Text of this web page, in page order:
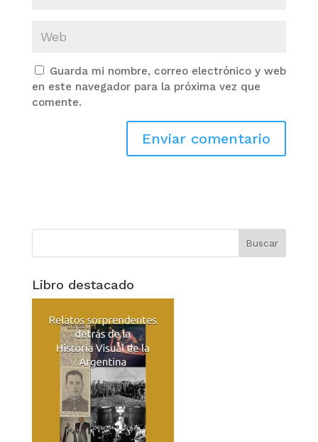
Guarda mi nombre, correo electrónico y web
en este navegador para la próxima vez que
comente.
Libro destacado